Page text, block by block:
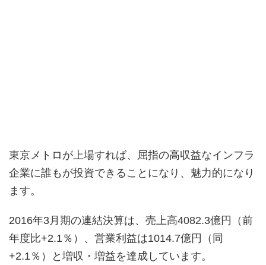
東京メトロが上場すれば、屈指の高収益なインフラ
企業に誰もが投資できることになり、魅力的になり
ます。
2016年3月期の連結決算は、売上高4082.3億円（前
年度比+2.1％）、営業利益は1014.7億円（同
+2.1％）と増収・増益を達成しています。